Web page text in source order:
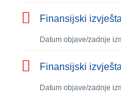
Finansijski
Datum objave/zadnje
Finansijski
Datum objave/zadnje